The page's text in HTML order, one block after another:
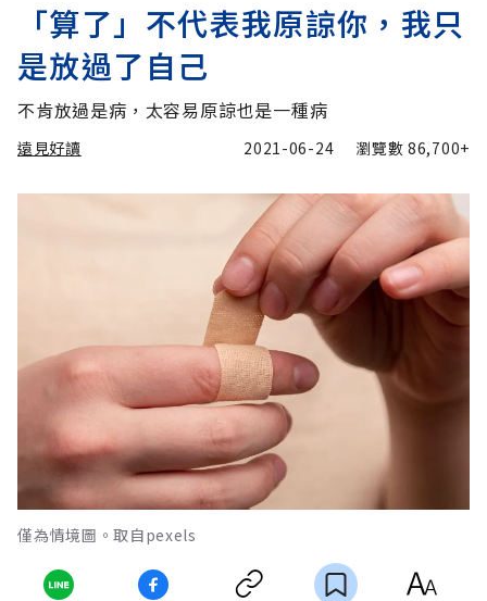
「算了」不代表我原諒你，我只
是放過了自己
不肯放過是病，太容易原諒也是一種病
遠見好讀 2021-06-24 瀏覽數86,700+
僅為情境圖。取自pexels